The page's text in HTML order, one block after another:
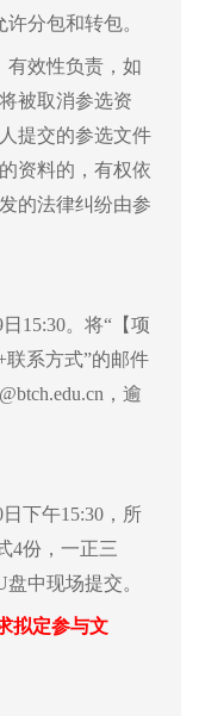
分包和转包。
有效性负责，如
被取消参选资
提交的参选文件
资料的，有权依
的法律纠纷由参
15:30。将“【项
联系方式”的邮件
，逾
日下午15:30 ，所
4份，一正三
中现场提交。
拟定参与文